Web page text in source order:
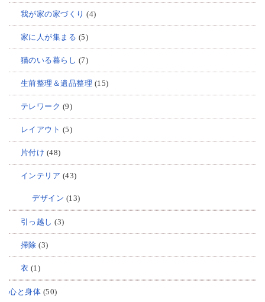
我が家の家づくり (4)
家に人が集まる (5)
猫のいる暮らし (7)
生前整理＆遺品整理 (15)
テレワーク (9)
レイアウト (5)
片付け (48)
インテリア (43)
デザイン (13)
引っ越し (3)
掃除 (3)
衣 (1)
心と身体 (50)